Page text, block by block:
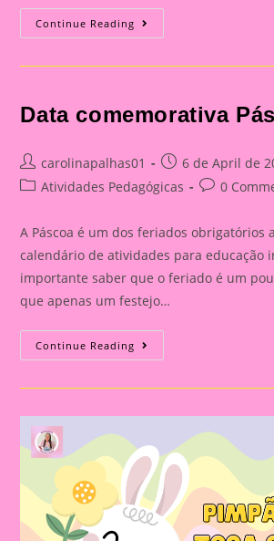
Continue Reading Atividade
Páscoa
Data comemorativa
Post
author:
carolinapalhas01
Post
published:
6 de April de
PostAtividades Pedagógicas
Post0
A Páscoa é um dos feriados obrigatórios
calendário de atividades para educação
importante saber que o feriado é um
que apenas um festejo…
Continue Reading Data
Comemorativa